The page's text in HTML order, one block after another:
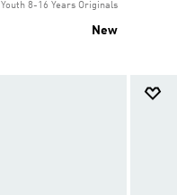
Youth 8-16 Years Originals
New